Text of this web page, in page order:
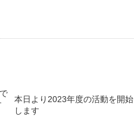
本日より2023年度の活動を開始
します